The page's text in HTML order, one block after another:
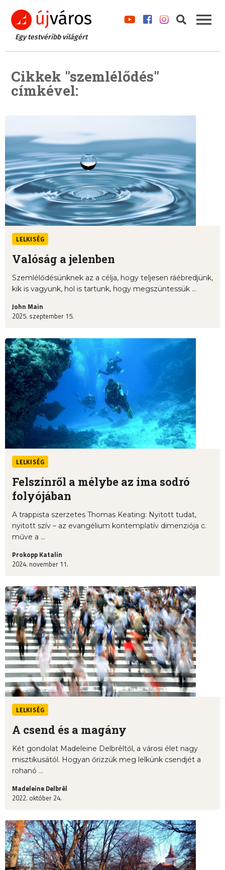
Egy testvéribb világért
Cikkek "szemlélődés"
címkével:
LELKISÉG
Valóság a jelenben
Szemlélődésünknek az a célja, hogy teljesen ráébredjünk,
kik is vagyunk, hol is tartunk, hogy megszüntessük ...
John Main
2025. szeptember 15.
LELKISÉG
Felszínről a mélybe az ima sodró
folyójában
A trappista szerzetes Thomas Keating: Nyitott tudat,
nyitott szív – az evangélium kontemplatív dimenziója c.
műve a ...
Prokopp Katalin
2024. november 11.
LELKISÉG
A csend és a magány
Két gondolat Madeleine Delbrêltől, a városi élet nagy
misztikusától. Hogyan őrizzük meg lelkünk csendjét a
rohanó ...
Madeleine Delbrêl
2022. október 24.